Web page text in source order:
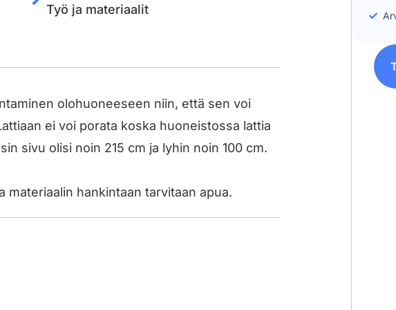
Työ ja materiaalit
olohuoneeseen niin, että sen voi
ei voi porata koska huoneistossa lattia
sivu olisi noin 215 cm ja lyhin noin 100 cm.
hankintaan tarvitaan apua.